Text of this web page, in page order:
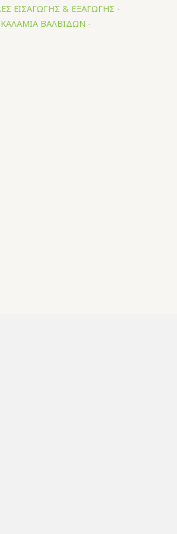
ΕΙΣΑΓΩΓΗΣ & ΕΞΑΓΩΓΗΣ -
ΒΑΛΒΙΔΩΝ -